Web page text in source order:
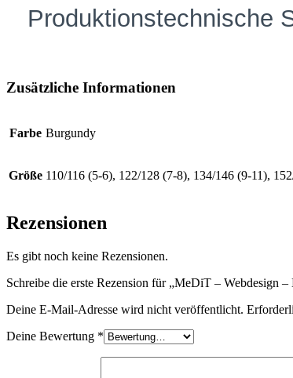
Zusätzliche Informationen
Farbe Burgundy
Größe 110/116 (5-6), 122/128 (7-8), 134/146 (9-11),
Rezensionen
Es gibt noch keine Rezensionen.
Schreibe die erste Rezension für „MeDiT – Webdesign –
Deine E-Mail-Adresse wird nicht veröffentlicht.
Deine Bewertung *